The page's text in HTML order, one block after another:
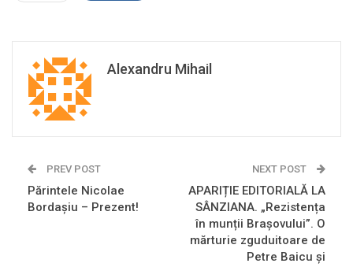
Alexandru Mihail
PREV POST
Părintele Nicolae
Bordașiu – Prezent!
NEXT POST
APARIȚIE EDITORIALĂ LA
SÂNZIANA. „Rezistența
în munții Brașovului”. O
mărturie zguduitoare de
Petre Baicu și